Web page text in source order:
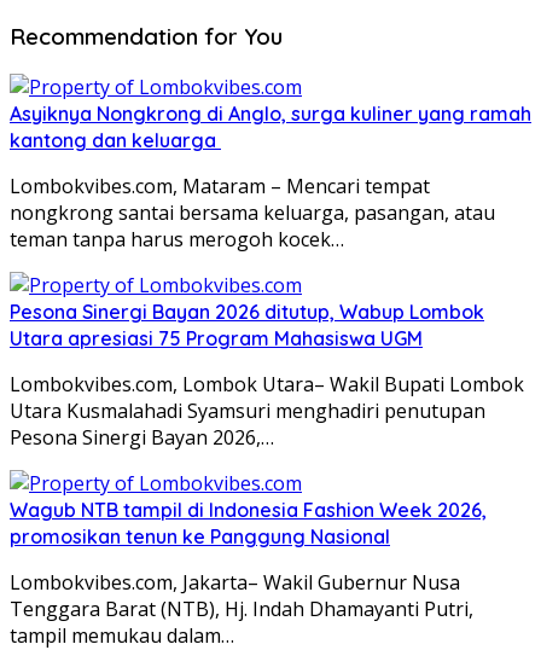
Recommendation for You
Asyiknya Nongkrong di Anglo, surga kuliner yang ramah
kantong dan keluarga
Lombokvibes.com, Mataram – Mencari tempat
nongkrong santai bersama keluarga, pasangan, atau
teman tanpa harus merogoh kocek…
Pesona Sinergi Bayan 2026 ditutup, Wabup Lombok
Utara apresiasi 75 Program Mahasiswa UGM
Lombokvibes.com, Lombok Utara– Wakil Bupati Lombok
Utara Kusmalahadi Syamsuri menghadiri penutupan
Pesona Sinergi Bayan 2026,…
Wagub NTB tampil di Indonesia Fashion Week 2026,
promosikan tenun ke Panggung Nasional
Lombokvibes.com, Jakarta– Wakil Gubernur Nusa
Tenggara Barat (NTB), Hj. Indah Dhamayanti Putri,
tampil memukau dalam…